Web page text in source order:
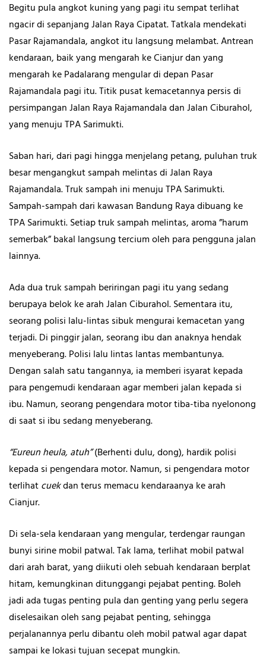
Begitu pula angkot kuning yang pagi itu sempat terlihat
ngacir di sepanjang Jalan Raya Cipatat. Tatkala mendekati
Pasar Rajamandala, angkot itu langsung melambat. Antrean
kendaraan, baik yang mengarah ke Cianjur dan yang
mengarah ke Padalarang mengular di depan Pasar
Rajamandala pagi itu. Titik pusat kemacetannya persis di
persimpangan Jalan Raya Rajamandala dan Jalan Ciburahol,
yang menuju TPA Sarimukti.
Saban hari, dari pagi hingga menjelang petang, puluhan truk
besar mengangkut sampah melintas di Jalan Raya
Rajamandala. Truk sampah ini menuju TPA Sarimukti.
Sampah-sampah dari kawasan Bandung Raya dibuang ke
TPA Sarimukti. Setiap truk sampah melintas, aroma ”harum
semerbak” bakal langsung tercium oleh para pengguna jalan
lainnya.
Ada dua truk sampah beriringan pagi itu yang sedang
berupaya belok ke arah Jalan Ciburahol. Sementara itu,
seorang polisi lalu-lintas sibuk mengurai kemacetan yang
terjadi. Di pinggir jalan, seorang ibu dan anaknya hendak
menyeberang. Polisi lalu lintas lantas membantunya.
Dengan salah satu tangannya, ia memberi isyarat kepada
para pengemudi kendaraan agar memberi jalan kepada si
ibu. Namun, seorang pengendara motor tiba-tiba nyelonong
di saat si ibu sedang menyeberang.
“Eureun heula, atuh”(Berhenti dulu, dong), hardik polisi
kepada si pengendara motor. Namun, si pengendara motor
terlihatcuekdan terus memacu kendaraanya ke arah
Cianjur.
Di sela-sela kendaraan yang mengular, terdengar raungan
bunyi sirine mobil patwal. Tak lama, terlihat mobil patwal
dari arah barat, yang diikuti oleh sebuah kendaraan berplat
hitam, kemungkinan ditunggangi pejabat penting. Boleh
jadi ada tugas penting pula dan genting yang perlu segera
diselesaikan oleh sang pejabat penting, sehingga
perjalanannya perlu dibantu oleh mobil patwal agar dapat
sampai ke lokasi tujuan secepat mungkin.